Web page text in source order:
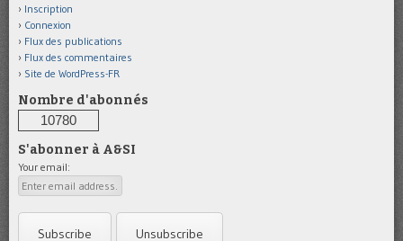
Inscription
Connexion
Flux des publications
Flux des commentaires
Site de WordPress-FR
Nombre d'abonnés
10780
S'abonner à A&SI
Your email: